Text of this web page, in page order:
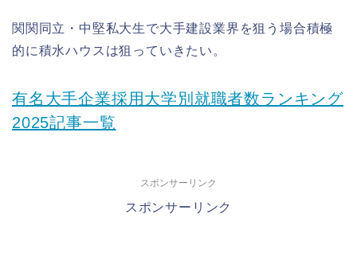
関関同立・中堅私大生で大手建設業界を狙う場合積極
的に積水ハウスは狙っていきたい。
有名大手企業採用大学別就職者数ランキング
2025記事一覧
スポンサーリンク
スポンサーリンク